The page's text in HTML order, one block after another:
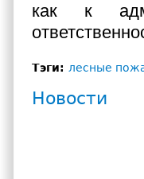
как к
Тэги: лесные
Новости